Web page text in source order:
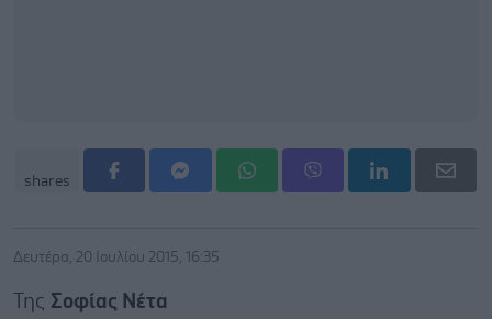
shares
Δευτέρα, 20 Ιουλίου 2015, 16:35
Της Σοφίας Νέτα